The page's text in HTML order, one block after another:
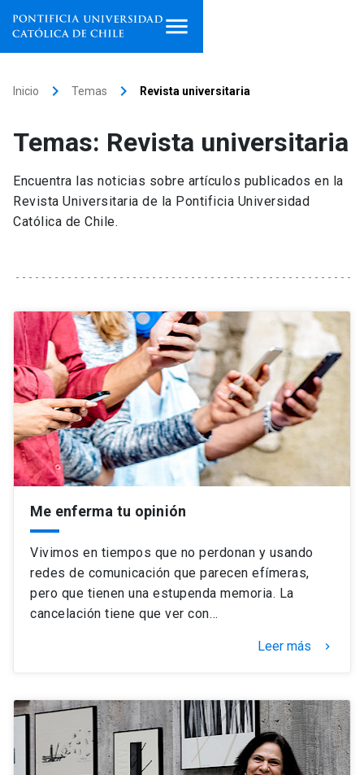
Facultades, escuelas e
institutos
Investigación
Vinculación
Universidad
Información para keyboard_arrow_down
Futuros estudiantes
Académicos
Personal
Alumni launch
Vecinos
Go to english site
Admisión
Mi Cuenta UC
Correo UC
Donaciones launch
Inicio keyboard_arrow_right Temas keyboard_arrow_right Revista universitaria
Temas: Revista universitaria
Encuentra las noticias sobre artículos publicados en la
Revista Universitaria de la Pontificia Universidad
Católica de Chile.
Me enferma tu opinión
Vivimos en tiempos que no perdonan y usando
redes de comunicación que parecen efímeras,
pero que tienen una estupenda memoria. La
cancelación tiene que ver con…
Leer más keyboard_arrow_right